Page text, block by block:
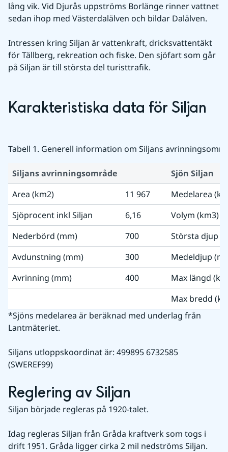
lång vik. Vid Djurås uppströms Borlänge rinner vattnet
sedan ihop med Västerdalälven och bildar Dalälven.
Intressen kring Siljan är vattenkraft, dricksvattentäkt
för Tällberg, rekreation och fiske. Den sjöfart som går
på Siljan är till största del turisttrafik.
Karakteristiska data för Siljan
Tabell 1. Generell information om Siljans
Siljans avrinningsområde
Sjön Siljan
Area (km2)
11 967
Medelarea
Sjöprocent inkl Siljan
6,16
Volym (km3)
Nederbörd (mm)
700
Största djup
Avdunstning (mm)
300
Medeldjup (m)
Avrinning (mm)
400
Max längd
Max bredd
*Sjöns medelarea är beräknad med underlag från
Lantmäteriet.
Siljans utloppskoordinat är: 499895 6732585
(SWEREF99)
Reglering av Siljan
Siljan började regleras på 1920-talet.
Idag regleras Siljan från Gråda kraftverk som togs i
drift 1951. Gråda ligger cirka 2 mil nedströms Siljan.